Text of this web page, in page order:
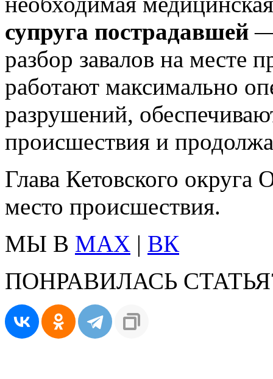
супруга пострадавшей —
разбор завалов на месте
работают максимально
разрушений,
происшествия и
Глава Кетовского
место происшествия.
МЫ В MAX | ВК
ПОНРАВИЛАСЬ